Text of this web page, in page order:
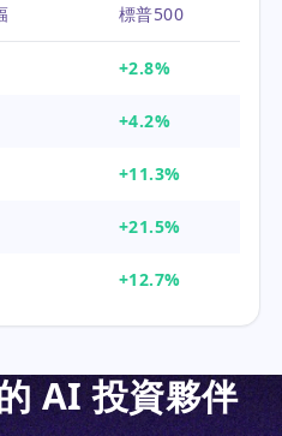
標普500
+2.8%
+4.2%
+11.3%
+21.5%
+12.7%
AI 投資夥伴